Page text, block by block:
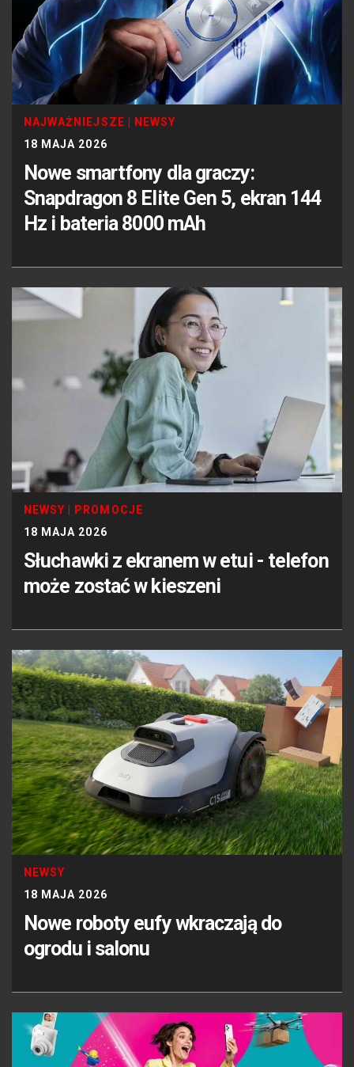
NAJWAŻNIEJSZE
NEWSY
18 MAJA 2026
Nowe smartfony dla graczy:
Snapdragon 8 Elite Gen 5, ekran 144
Hz i bateria 8000 mAh
NEWSY
PROMOCJE
18 MAJA 2026
Słuchawki z ekranem w etui - telefon
może zostać w kieszeni
NEWSY
18 MAJA 2026
Nowe roboty eufy wkraczają do
ogrodu i salonu